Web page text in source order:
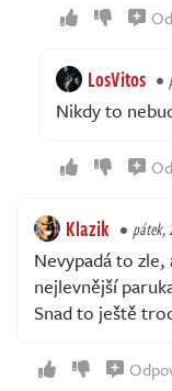
LosVitos
Nikdy to
Klazik pátek,
Nevypadá to
nejlevnější
Snad to ještě